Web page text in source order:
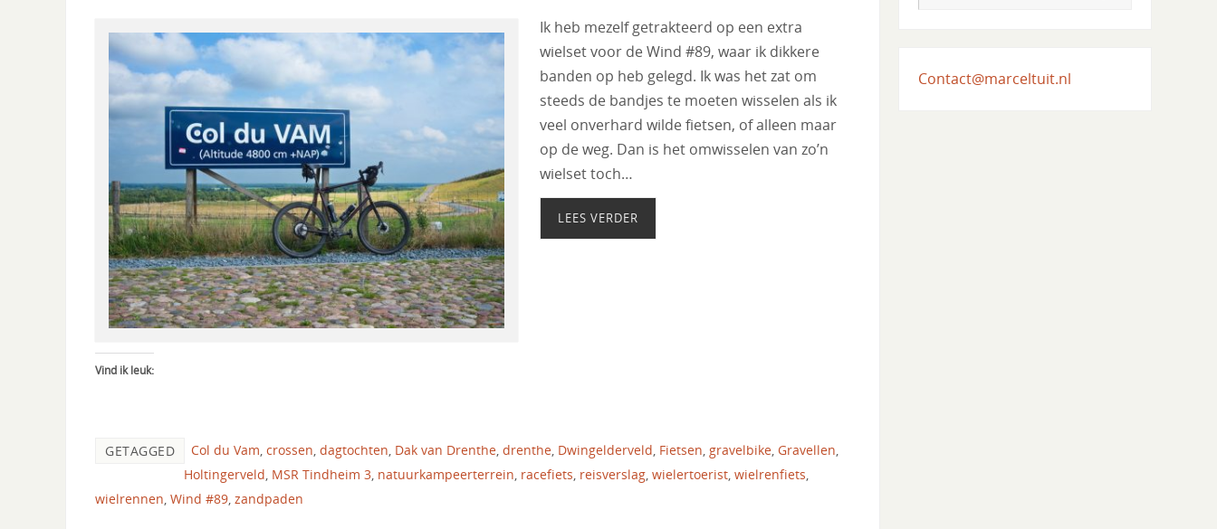
Ik heb mezelf getrakteerd op een extra
wielset voor de Wind #89, waar ik dikkere
banden op heb gelegd. Ik was het zat om
steeds de bandjes te moeten wisselen als ik
veel onverhard wilde fietsen, of alleen maar
op de weg. Dan is het omwisselen van zo’n
wielset toch…
LEES VERDER
Vind ik leuk:
GETAGGED Col du Vam, crossen, dagtochten, Dak van Drenthe, drenthe, Dwingelderveld, Fietsen, gravelbike, Gravellen,
Holtingerveld, MSR Tindheim 3, natuurkampeerterrein, racefiets, reisverslag, wielertoerist, wielrenfiets,
wielrennen, Wind #89, zandpaden
Contact@marceltuit.nl